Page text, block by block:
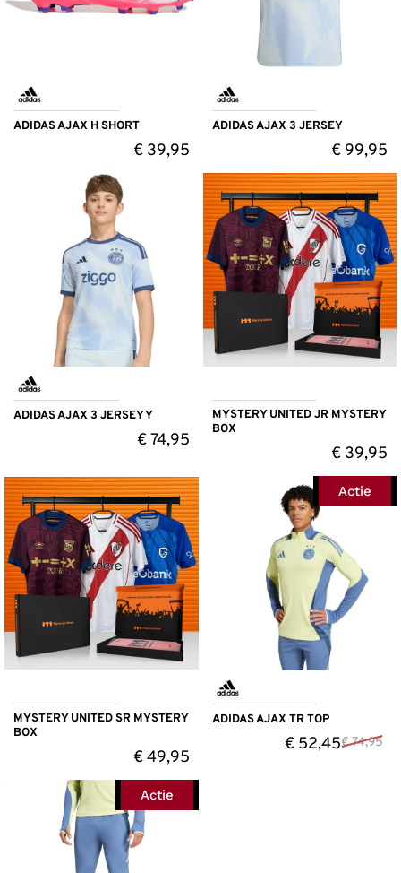
ADIDAS AJAX H SHORT
€39,95
ADIDAS AJAX 3 JERSEY
€ 99,95
ADIDAS AJAX 3 JERSEY Y
€74,95
MYSTERY UNITED JR MYSTERY
BOX
€ 39,95
MYSTERY UNITED SR MYSTERY
BOX
€49,95
Actie
ADIDAS AJAX TR TOP
€ 52,45€74,95
Actie